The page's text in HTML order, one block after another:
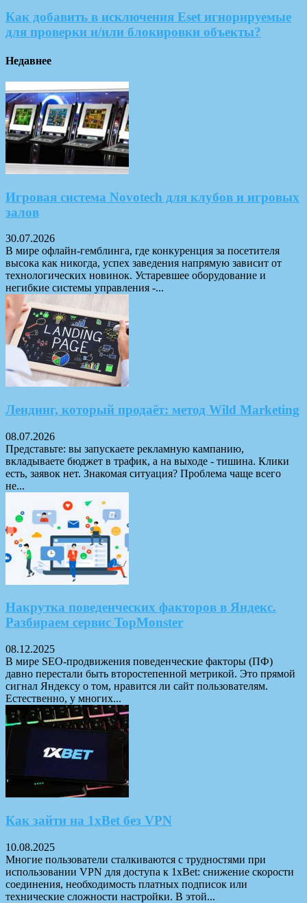
Как добавить в исключения Eset игнорируемые
для проверки и/или блокировки объекты?
Недавнее
Игровая система Novotech для клубов и игровых
залов
30.07.2026
В мире офлайн-гемблинга, где конкуренция за посетителя
высока как никогда, успех заведения напрямую зависит от
технологических новинок. Устаревшее оборудование и
негибкие системы управления -...
Лендинг, который продаёт: метод Wild Marketing
08.07.2026
Представьте: вы запускаете рекламную кампанию,
вкладываете бюджет в трафик, а на выходе - тишина. Клики
есть, заявок нет. Знакомая ситуация? Проблема чаще всего
не...
Накрутка поведенческих факторов в Яндекс.
Разбираем сервис TopMonster
08.12.2025
В мире SEO-продвижения поведенческие факторы (ПФ)
давно перестали быть второстепенной метрикой. Это прямой
сигнал Яндексу о том, нравится ли сайт пользователям.
Естественно, у многих...
Как зайти на 1xBet без VPN
10.08.2025
Многие пользователи сталкиваются с трудностями при
использовании VPN для доступа к 1xBet: снижение скорости
соединения, необходимость платных подписок или
технические сложности настройки. В этой...